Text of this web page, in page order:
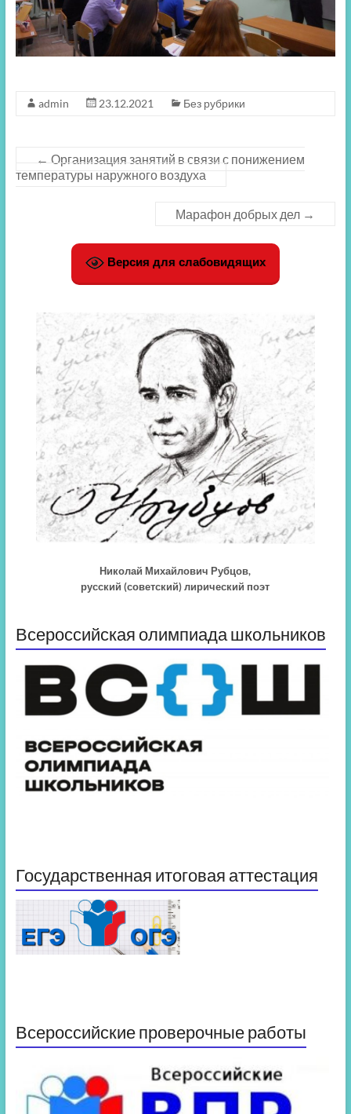
admin 23.12.2021 Без рубрики
← Организация занятий в связи с понижением
температуры наружного воздуха
Марафон добрых дел →
Версия для слабовидящих
Николай Михайлович Рубцов,
русский (советский) лирический поэт
Всероссийская олимпиада школьников
Государственная итоговая аттестация
Всероссийские проверочные работы